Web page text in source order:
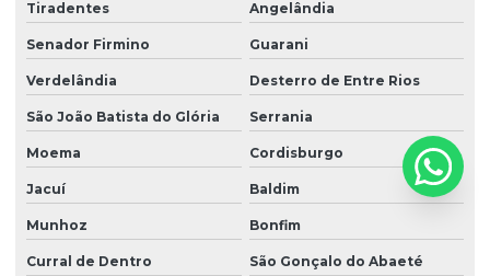
Tiradentes Angelândia
Senador Firmino Guarani
Verdelândia Desterro de Entre Rios
São João Batista do Glória Serrania
Moema Cordisburgo
Jacuí Baldim
Munhoz Bonfim
Curral de Dentro São Gonçalo do Abaeté